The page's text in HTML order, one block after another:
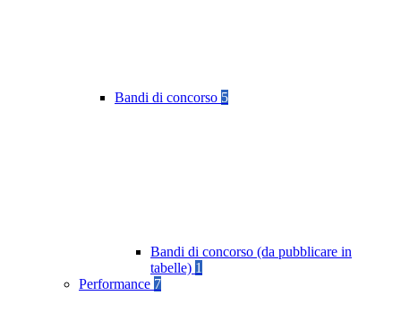
Bandi di concorso 5
Bandi di concorso (da pubblicare in
tabelle) 1
Performance 7